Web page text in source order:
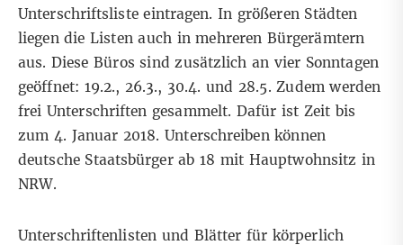
Unterschriftsliste eintragen. In größeren Städten
liegen die Listen auch in mehreren Bürgerämtern
aus. Diese Büros sind zusätzlich an vier Sonntagen
geöffnet: 19.2., 26.3., 30.4. und 28.5. Zudem werden
frei Unterschriften gesammelt. Dafür ist Zeit bis
zum 4. Januar 2018. Unterschreiben können
deutsche Staatsbürger ab 18 mit Hauptwohnsitz in
NRW.
Unterschriftenlisten und Blätter für körperlich